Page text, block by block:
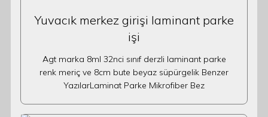
Yuvacık merkez girişi laminant parke
işi
Agt marka 8ml 32nci sınıf derzli laminant parke
renk meriç ve 8cm bute beyaz süpürgelik Benzer
YazılarLaminat Parke Mikrofiber Bez